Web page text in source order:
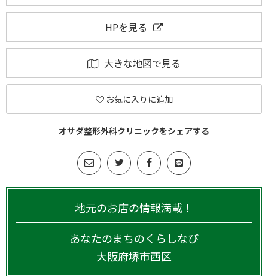
HPを見る
大きな地図で見る
お気に入りに追加
オサダ整形外科クリニックをシェアする
地元のお店の情報満載！
あなたのまちのくらしなび
大阪府堺市西区